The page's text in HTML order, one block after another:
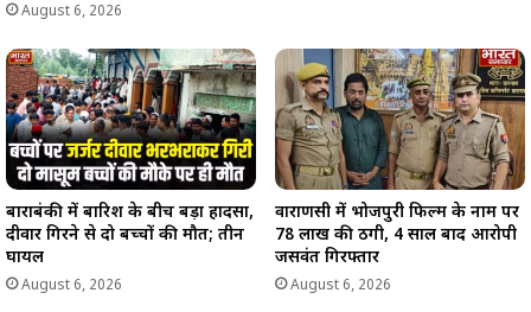
August 6, 2026
बाराबंकी में बारिश के बीच बड़ा हादसा,
दीवार गिरने से दो बच्चों की मौत; तीन
घायल
August 6, 2026
वाराणसी में भोजपुरी फिल्म के नाम पर
78 लाख की ठगी, 4 साल बाद आरोपी
जसवंत गिरफ्तार
August 6, 2026